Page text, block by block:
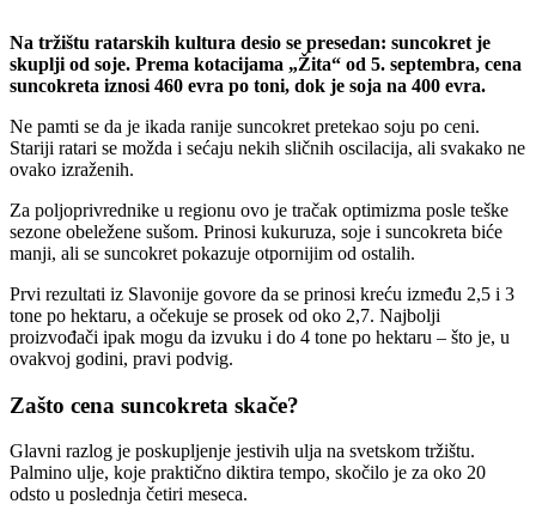
Na tržištu ratarskih kultura desio se presedan: suncokret je
skuplji od soje. Prema kotacijama „Žita“ od 5. septembra, cena
suncokreta iznosi 460 evra po toni, dok je soja na 400 evra.
Ne pamti se da je ikada ranije suncokret pretekao soju po ceni.
Stariji ratari se možda i sećaju nekih sličnih oscilacija, ali svakako ne
ovako izraženih.
Za poljoprivrednike u regionu ovo je tračak optimizma posle teške
sezone obeležene sušom. Prinosi kukuruza, soje i suncokreta biće
manji, ali se suncokret pokazuje otpornijim od ostalih.
Prvi rezultati iz Slavonije govore da se prinosi kreću između 2,5 i 3
tone po hektaru, a očekuje se prosek od oko 2,7. Najbolji
proizvođači ipak mogu da izvuku i do 4 tone po hektaru – što je, u
ovakvoj godini, pravi podvig.
Zašto cena suncokreta skače?
Glavni razlog je poskupljenje jestivih ulja na svetskom tržištu.
Palmino ulje, koje praktično diktira tempo, skočilo je za oko 20
odsto u poslednja četiri meseca.